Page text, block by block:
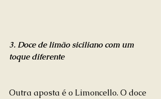
3. Doce de limão siciliano com um
toque diferente
Outra aposta é o Limoncello. O doce